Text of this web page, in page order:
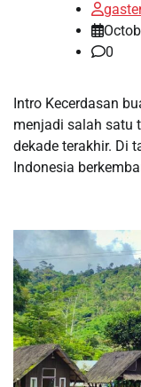
0
Intro Kecerdasan
menjadi salah satu
dekade terakhir. Di
Indonesia